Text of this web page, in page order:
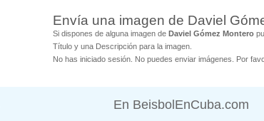
Envía una imagen de Daviel
Si dispones de alguna imagen de Daviel Gómez Montero
Título y una Descripción para la imagen.
No has iniciado sesión. No puedes enviar imágenes. Por
En BeisbolEnCuba.com